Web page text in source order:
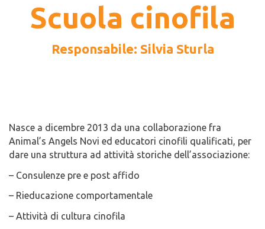
Scuola cinofila
Responsabile: Silvia Sturla
Nasce a dicembre 2013 da una collaborazione fra
Animal’s Angels Novi ed educatori cinofili qualificati, per
dare una struttura ad attività storiche dell’associazione:
– Consulenze pre e post affido
– Rieducazione comportamentale
– Attività di cultura cinofila